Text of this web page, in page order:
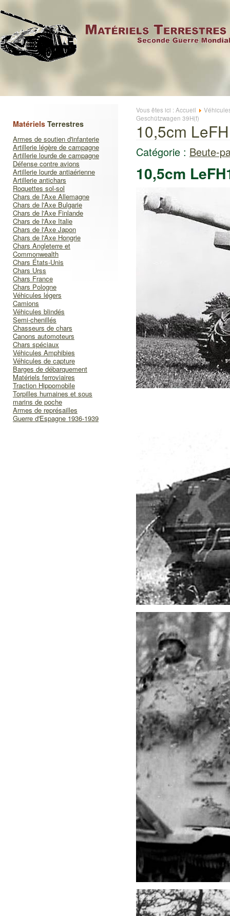
Matériels Terrestres
Armes de soutien d'infanterie
Artillerie légère de campagne
Artillerie lourde de campagne
Défense contre avions
Artillerie lourde antiaérienne
Artillerie antichars
Roquettes sol-sol
Chars de l'Axe Allemagne
Chars de l'Axe Bulgarie
Chars de l'Axe Finlande
Chars de l'Axe Italie
Chars de l'Axe Japon
Chars de l'Axe Hongrie
Chars Angleterre et
Commonwealth
Chars États-Unis
Chars Urss
Chars France
Chars Pologne
Véhicules légers
Camions
Véhicules blindés
Semi-chenillés
Chasseurs de chars
Canons automoteurs
Chars spéciaux
Véhicules Amphibies
Véhicules de capture
Barges de débarquement
Matériels ferroviaires
Traction Hippomobile
Torpilles humaines et sous
marins de poche
Armes de représailles
Guerre d'Espagne 1936-1939
Vous êtes ici : Accueil
Geschützwagen 39H(f)
10,5cm
Catégorie : Beute-
10,5cm